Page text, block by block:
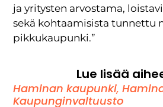
ja yritysten arvostama,
sekä kohtaamisista tunnettu
pikkukaupunki.”
Lue lisää
Haminan kaupunki,
Kaupunginvaltuusto